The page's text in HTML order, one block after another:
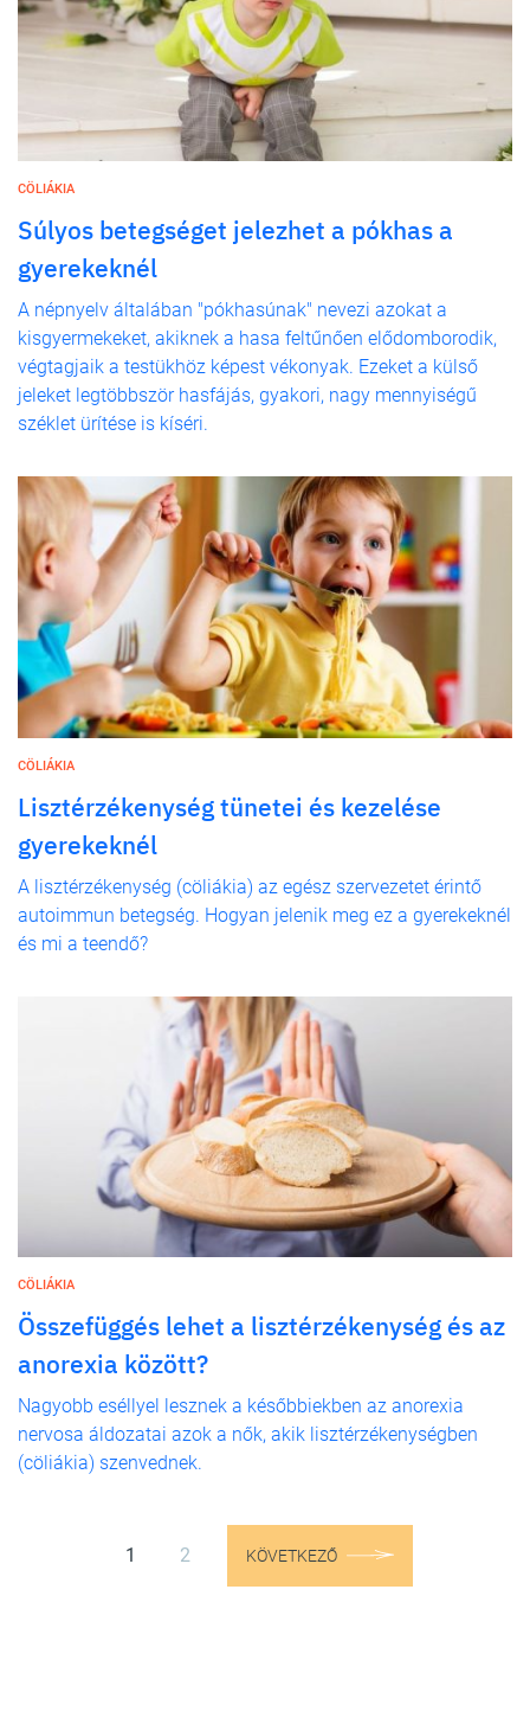
CÖLIÁKIA
Súlyos betegséget jelezhet a pókhas a
gyerekeknél
A népnyelv általában "pókhasúnak" nevezi azokat a
kisgyermekeket, akiknek a hasa feltűnően elődomborodik,
végtagjaik a testükhöz képest vékonyak. Ezeket a külső
jeleket legtöbbször hasfájás, gyakori, nagy mennyiségű
széklet ürítése is kíséri.
CÖLIÁKIA
Lisztérzékenység tünetei és kezelése
gyerekeknél
A lisztérzékenység (cöliákia) az egész szervezetet érintő
autoimmun betegség. Hogyan jelenik meg ez a gyerekeknél
és mi a teendő?
CÖLIÁKIA
Összefüggés lehet a lisztérzékenység és az
anorexia között?
Nagyobb eséllyel lesznek a későbbiekben az anorexia
nervosa áldozatai azok a nők, akik lisztérzékenységben
(cöliákia) szenvednek.
1 2 KÖVETKEZŐ